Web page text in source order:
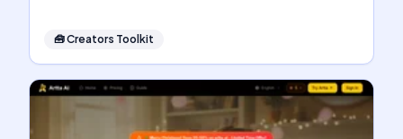
🧰Creators Toolkit